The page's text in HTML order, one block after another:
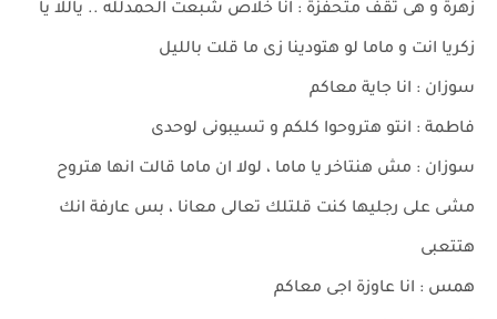
زهرة و هى تقف متحفزة : انا خلاص شبعت الحمدلله .. ياللا يا
زكريا انت و ماما لو هتودينا زى ما قلت بالليل
سوزان : انا جاية معاكم
فاطمة : انتو هتروحوا كلكم و تسيبونى لوحدى
سوزان : مش هنتاخر يا ماما ، لولا ان ماما قالت انها هتروح
مشى على رجليها كنت قلتلك تعالى معانا ، بس عارفة انك
هتتعبى
همس : انا عاوزة اجى معاكم